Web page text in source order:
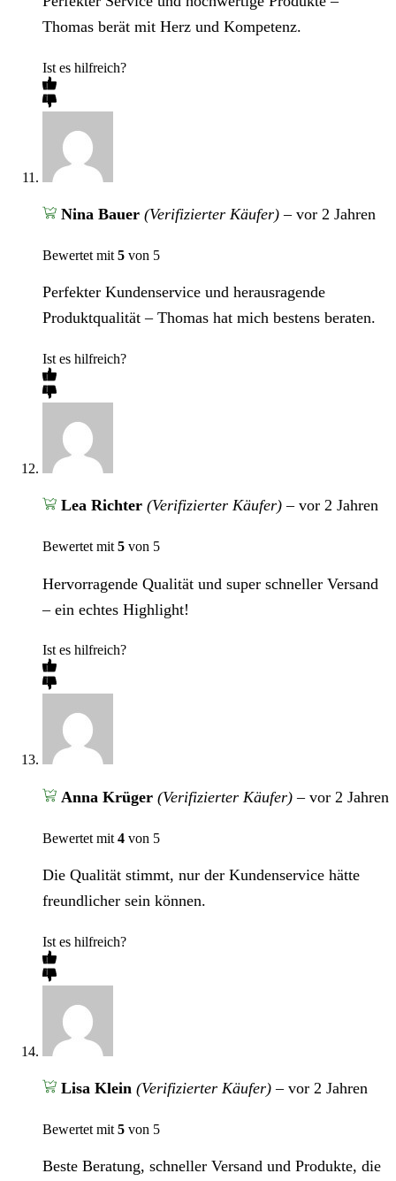
Thomas berät mit Herz und Kompetenz.
Ist es hilfreich?
Nina Bauer (Verifizierter Käufer) – vor 2 Jahren
Bewertet mit 5 von 5
Perfekter Kundenservice und herausragende
Produktqualität – Thomas hat mich bestens beraten.
Ist es hilfreich?
Lea Richter (Verifizierter Käufer) – vor 2 Jahren
Bewertet mit 5 von 5
Hervorragende Qualität und super schneller Versand
– ein echtes Highlight!
Ist es hilfreich?
Anna Krüger (Verifizierter Käufer) – vor 2 Jahren
Bewertet mit 4 von 5
Die Qualität stimmt, nur der Kundenservice hätte
freundlicher sein können.
Ist es hilfreich?
Lisa Klein (Verifizierter Käufer) – vor 2 Jahren
Bewertet mit 5 von 5
Beste Beratung, schneller Versand und Produkte, die